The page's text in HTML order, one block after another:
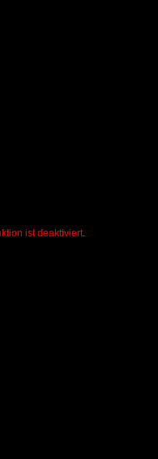
ist deaktiviert.